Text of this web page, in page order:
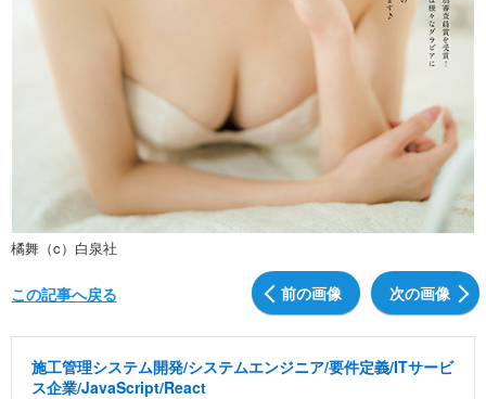
橘舞（c）白泉社
前の画像 次の画像
この記事へ戻る
施工管理システム開発/システムエンジニア/要件定義/ITサービ
ス企業/JavaScript/React